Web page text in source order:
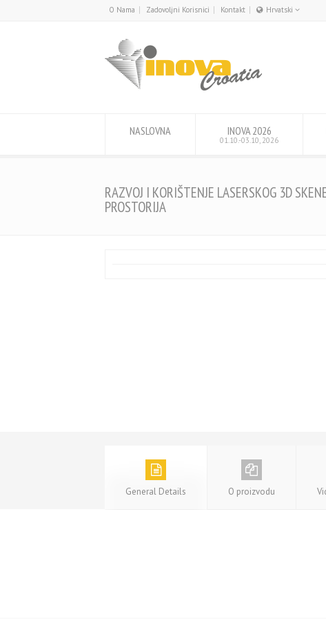
O Nama Zadovoljni Korisnici Kontakt
Hrvatski
NASLOVNA INOVA 2026
01.10.-03.10, 2026
RAZVOJ I KORIŠTENJE LASERSKOG 3D
PROSTORIJA
General Details O proizvodu